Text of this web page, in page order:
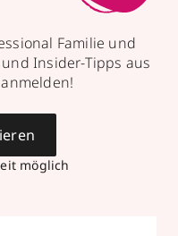
Familie und
Insider-Tipps aus
möglich